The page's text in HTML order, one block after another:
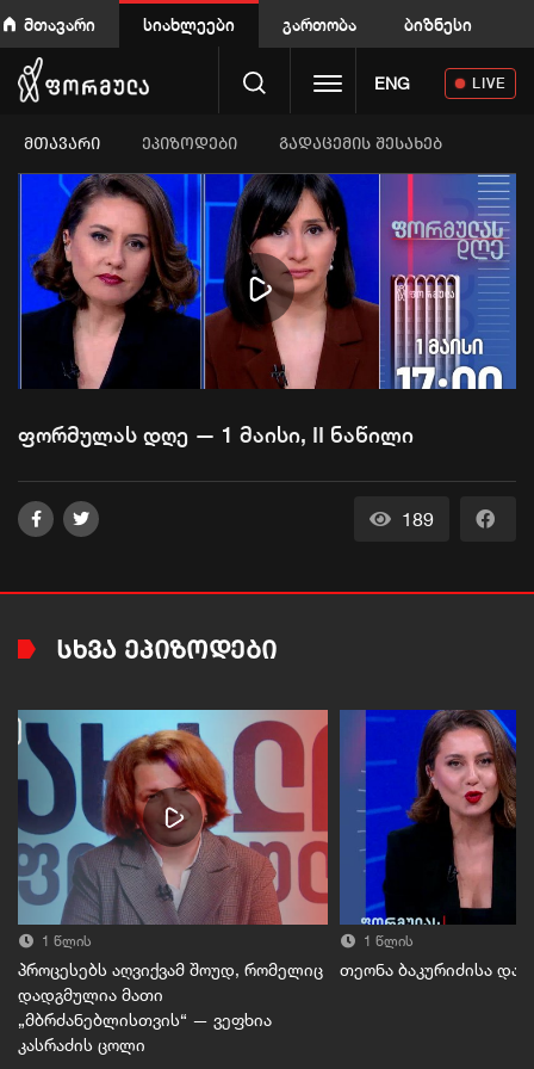
მთავარი სიახლეები გართობა ბიზნესი
Toggle navigation
ENG LIVE
ᲛᲗᲐᲕᲐᲠᲘ ეპიზოდები გადაცემის შესახებ
Play
Video
ფორმულას დღე — 1 მაისი, II ნაწილი
189
ᲡᲮᲕᲐ ᲔᲞᲘᲖᲝᲓᲔᲑᲘ
1 წლის
პროცესებს აღვიქვამ შოუდ, რომელიც
დადგმულია მათი
„მბრძანებლისთვის“ — ვეფხია
კასრაძის ცოლი
1 წლის
თეონა ბაკურიძისა და